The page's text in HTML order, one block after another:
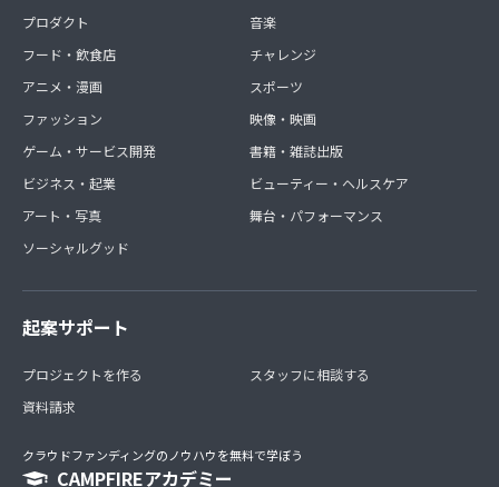
プロダクト
フード・飲食店
アニメ・漫画
ファッション
ゲーム・サービス開発
ビジネス・起業
アート・写真
ソーシャルグッド
音楽
チャレンジ
スポーツ
映像・映画
書籍・雑誌出版
ビューティー・ヘルスケア
舞台・パフォーマンス
起案サポート
プロジェクトを作る
資料請求
スタッフに相談する
クラウドファンディングのノウハウを無料で学ぼう
CAMPFIREアカデミー